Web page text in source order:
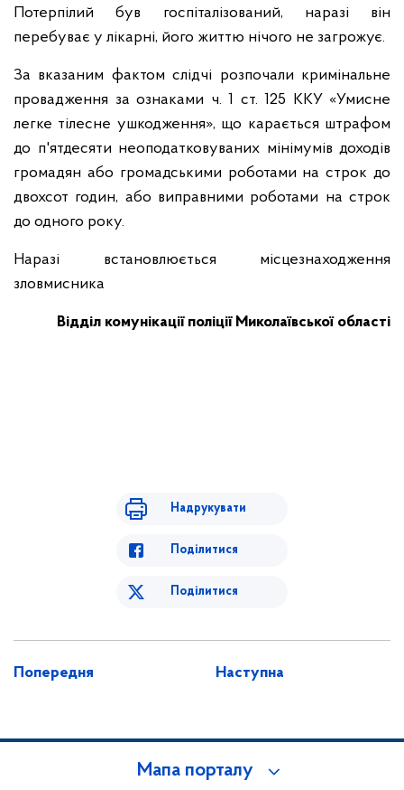
Потерпілий був госпіталізований, наразі він
перебуває у лікарні, його життю нічого не загрожує.
За вказаним фактом слідчі розпочали кримінальне
провадження за ознаками ч. 1 ст. 125 ККУ «Умисне
легке тілесне ушкодження», що карається штрафом
до п'ятдесяти неоподатковуваних мінімумів доходів
громадян або громадськими роботами на строк до
двохсот годин, або виправними роботами на строк
до одного року.
Наразі встановлюється місцезнаходження
зловмисника
Відділ комунікації поліції Миколаївської області
Надрукувати
Поділитися
Поділитися
Попередня Наступна
Мапа порталу